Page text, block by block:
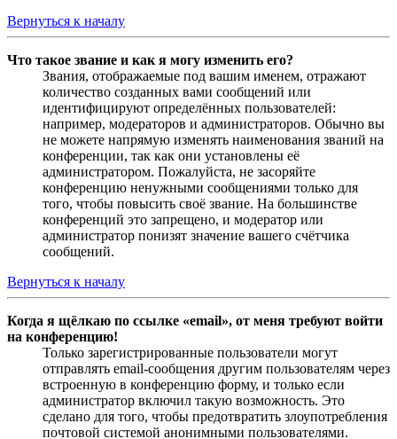
Вернуться к началу
Что такое звание и как я могу изменить его?
Звания, отображаемые под вашим именем, отражают
количество созданных вами сообщений или
идентифицируют определённых пользователей:
например, модераторов и администраторов. Обычно вы
не можете напрямую изменять наименования званий на
конференции, так как они установлены её
администратором. Пожалуйста, не засоряйте
конференцию ненужными сообщениями только для
того, чтобы повысить своё звание. На большинстве
конференций это запрещено, и модератор или
администратор понизят значение вашего счётчика
сообщений.
Вернуться к началу
Когда я щёлкаю по ссылке «email», от меня требуют войти
на конференцию!
Только зарегистрированные пользователи могут
отправлять email-сообщения другим пользователям через
встроенную в конференцию форму, и только если
администратор включил такую возможность. Это
сделано для того, чтобы предотвратить злоупотребления
почтовой системой анонимными пользователями.